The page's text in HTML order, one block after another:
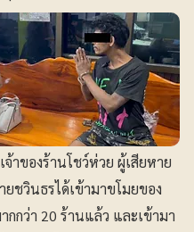
าของร้านโชว์ห่วย ผู้เสียหาย
ยชวินธรได้เข้ามาขโมยของ
กกว่า 20 ร้านแล้ว และเข้ามา